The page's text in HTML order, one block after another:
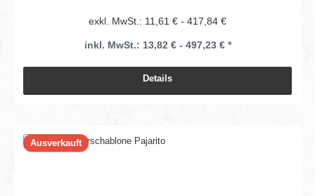
exkl. MwSt.: 11,61 € - 417,84 €
inkl. MwSt.: 13,82 € - 497,23 € *
Details
Ausverkauft